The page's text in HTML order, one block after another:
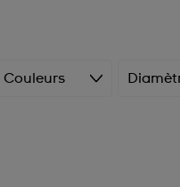
Couleurs